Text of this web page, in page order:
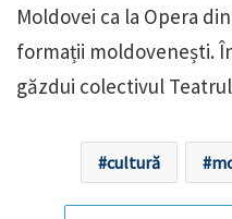
Moldovei ca la Opera
formații moldovenești.
găzdui colectivul
cultură